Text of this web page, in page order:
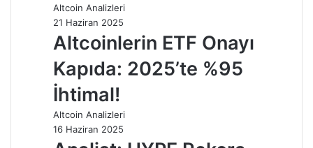
Altcoin Analizleri
21 Haziran 2025
Altcoinlerin ETF Onayı
Kapıda: 2025’te %95
İhtimal!
Altcoin Analizleri
16 Haziran 2025